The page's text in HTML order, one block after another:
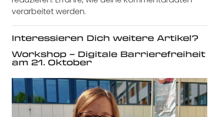
verarbeitet werden.
Interessieren Dich weitere Artikel?
Workshop – Digitale Barrierefreiheit
am 21. Oktober